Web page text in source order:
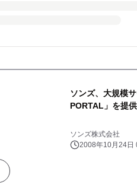
ソンズ、大規模
PORTAL」を提
ソンズ株式会社
2008年10月24日